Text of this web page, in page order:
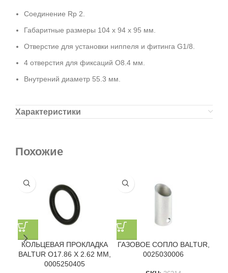
Соединение Rp 2.
Габаритные размеры 104 x 94 x 95 мм.
Отверстие для установки ниппеля и фитинга G1/8.
4 отверстия для фиксаций O8.4 мм.
Внутрений диаметр 55.3 мм.
Характеристики
Похожие
КОЛЬЦЕВАЯ ПРОКЛАДКА
BALTUR O17.86 X 2.62 ММ,
0005250405
ГАЗОВОЕ СОПЛО BALTUR,
0025030006